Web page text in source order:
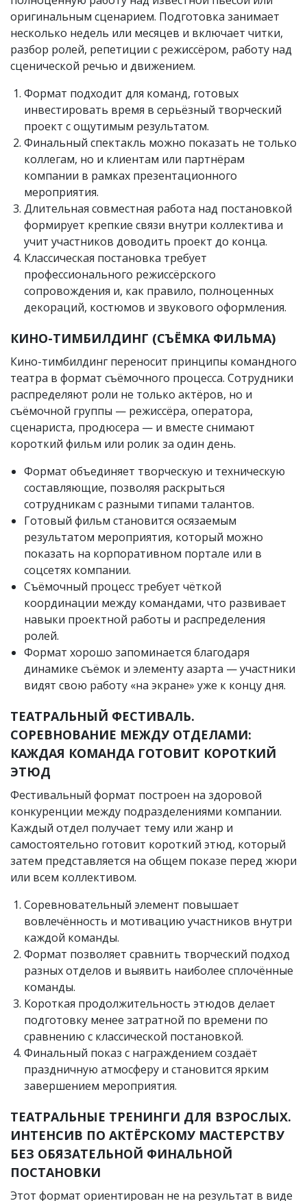
оригинальным сценарием. Подготовка занимает
несколько недель или месяцев и включает читки,
разбор ролей, репетиции с режиссёром, работу над
сценической речью и движением.
Формат подходит для команд, готовых
инвестировать время в серьёзный творческий
проект с ощутимым результатом.
Финальный спектакль можно показать не только
коллегам, но и клиентам или партнёрам
компании в рамках презентационного
мероприятия.
Длительная совместная работа над постановкой
формирует крепкие связи внутри коллектива и
учит участников доводить проект до конца.
Классическая постановка требует
профессионального режиссёрского
сопровождения и, как правило, полноценных
декораций, костюмов и звукового оформления.
КИНО-ТИМБИЛДИНГ (СЪЁМКА ФИЛЬМА)
Кино-тимбилдинг переносит принципы командного
театра в формат съёмочного процесса. Сотрудники
распределяют роли не только актёров, но и
съёмочной группы — режиссёра, оператора,
сценариста, продюсера — и вместе снимают
короткий фильм или ролик за один день.
Формат объединяет творческую и техническую
составляющие, позволяя раскрыться
сотрудникам с разными типами талантов.
Готовый фильм становится осязаемым
результатом мероприятия, который можно
показать на корпоративном портале или в
соцсетях компании.
Съёмочный процесс требует чёткой
координации между командами, что развивает
навыки проектной работы и распределения
ролей.
Формат хорошо запоминается благодаря
динамике съёмок и элементу азарта — участники
видят свою работу «на экране» уже к концу дня.
ТЕАТРАЛЬНЫЙ ФЕСТИВАЛЬ.
СОРЕВНОВАНИЕ МЕЖДУ ОТДЕЛАМИ:
КАЖДАЯ КОМАНДА ГОТОВИТ КОРОТКИЙ
ЭТЮД
Фестивальный формат построен на здоровой
конкуренции между подразделениями компании.
Каждый отдел получает тему или жанр и
самостоятельно готовит короткий этюд, который
затем представляется на общем показе перед жюри
или всем коллективом.
Соревновательный элемент повышает
вовлечённость и мотивацию участников внутри
каждой команды.
Формат позволяет сравнить творческий подход
разных отделов и выявить наиболее сплочённые
команды.
Короткая продолжительность этюдов делает
подготовку менее затратной по времени по
сравнению с классической постановкой.
Финальный показ с награждением создаёт
праздничную атмосферу и становится ярким
завершением мероприятия.
ТЕАТРАЛЬНЫЕ ТРЕНИНГИ ДЛЯ ВЗРОСЛЫХ.
ИНТЕНСИВ ПО АКТЁРСКОМУ МАСТЕРСТВУ
БЕЗ ОБЯЗАТЕЛЬНОЙ ФИНАЛЬНОЙ
ПОСТАНОВКИ
Этот формат ориентирован не на результат в виде